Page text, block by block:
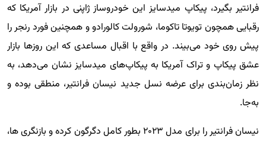
فرانتیر بگیرد، پیکاپ میدسایز این خودروساز ژاپنی در بازار آمریکا که
رقبایی همچون تویوتا تاکوما، شورولت کالورادو و همچنین فورد رنجر را
پیش روی خود می‌بیند. در واقع با اقبال مساعدی که این روزها بازار
عشق پیکاپ و تراک آمریکا به پیکاپ‌های میدسایز نشان می‌دهد، به
نظر زمان‌بندی برای عرضه نسل جدید نیسان فرانتیر، منطقی بوده و
به‌جا.
نیسان فرانتیر را برای مدل ۲۰۲۳ بطور کامل دگرگون کرده و بازنگری ها،